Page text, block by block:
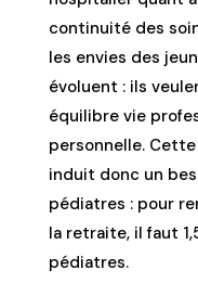
continuité des
les envies des
évoluent : ils
équilibre vie
personnelle.
induit donc un
pédiatres : pour
la retraite, il faut
pédiatres.